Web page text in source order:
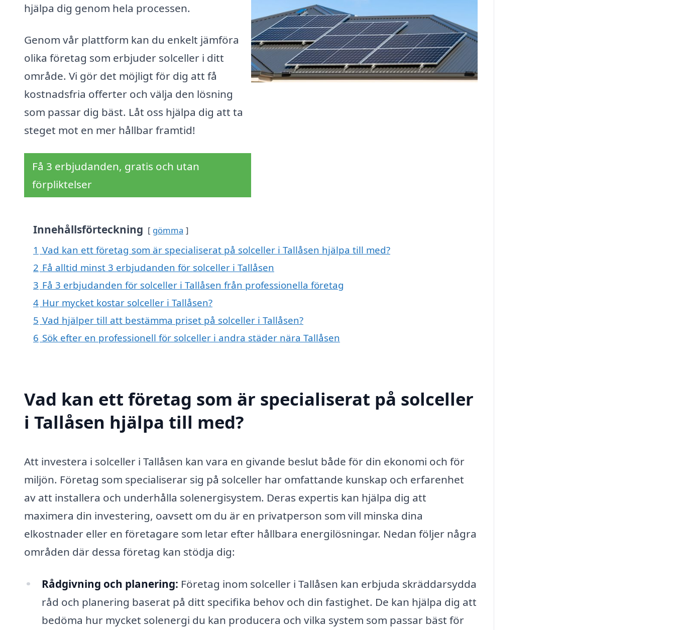
hjälpa dig genom hela processen.
Genom vår plattform kan du enkelt jämföra
olika företag som erbjuder solceller i ditt
område. Vi gör det möjligt för dig att få
kostnadsfria offerter och välja den lösning
som passar dig bäst. Låt oss hjälpa dig att ta
steget mot en mer hållbar framtid!
Få 3 erbjudanden, gratis och utan
förpliktelser
Innehållsförteckning gömma
1 Vad kan ett företag som är specialiserat på solceller i Tallåsen hjälpa till med?
2 Få alltid minst 3 erbjudanden för solceller i Tallåsen
3 Få 3 erbjudanden för solceller i Tallåsen från professionella företag
4 Hur mycket kostar solceller i Tallåsen?
5 Vad hjälper till att bestämma priset på solceller i Tallåsen?
6 Sök efter en professionell för solceller i andra städer nära Tallåsen
Vad kan ett företag som är specialiserat på solceller
i Tallåsen hjälpa till med?
Att investera i solceller i Tallåsen kan vara en givande beslut både för din ekonomi och för
miljön. Företag som specialiserar sig på solceller har omfattande kunskap och erfarenhet
av att installera och underhålla solenergisystem. Deras expertis kan hjälpa dig att
maximera din investering, oavsett om du är en privatperson som vill minska dina
elkostnader eller en företagare som letar efter hållbara energilösningar. Nedan följer några
områden där dessa företag kan stödja dig:
Rådgivning och planering: Företag inom solceller i Tallåsen kan erbjuda skräddarsydda
råd och planering baserat på ditt specifika behov och din fastighet. De kan hjälpa dig att
bedöma hur mycket solenergi du kan producera och vilka system som passar bäst för